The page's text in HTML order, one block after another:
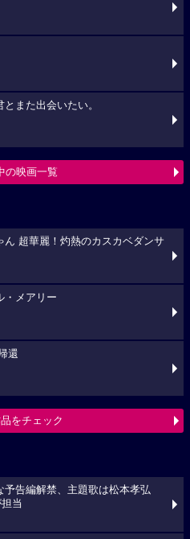
また出会いたい。
の映画一覧
ん 超華麗！灼熱のカスカベダンサ
・メアリー
還
をチェック
予告編解禁、主題歌は松本孝弘
当